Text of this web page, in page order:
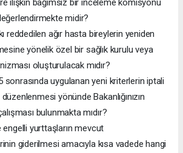
ilişkin bağımsız bir inceleme komisyonu
midir?
reddedilen ağır hasta bireylerin yeniden
yönelik özel bir sağlık kurulu veya
oluşturulacak mıdır?
sonrasında uygulanan yeni kriterlerin iptali
yönünde Bakanlığınızın
bulunmakta mıdır?
engelli yurttaşların mevcut
giderilmesi amacıyla kısa vadede hangi